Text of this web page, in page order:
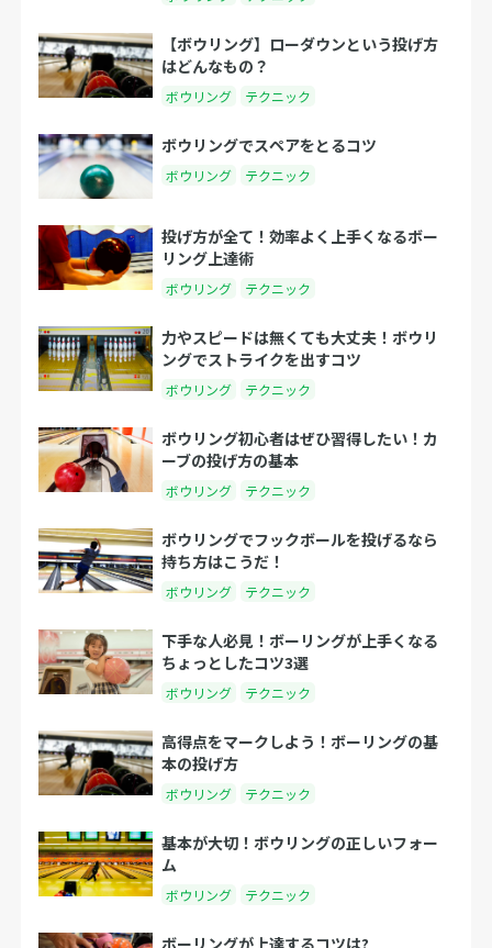
【ボウリング】ローダウンという投げ方
はどんなもの？
ボウリング テクニック
ボウリングでスペアをとるコツ
ボウリング テクニック
投げ方が全て！効率よく上手くなるボー
リング上達術
ボウリング テクニック
力やスピードは無くても大丈夫！ボウリ
ングでストライクを出すコツ
ボウリング テクニック
ボウリング初心者はぜひ習得したい！カ
ーブの投げ方の基本
ボウリング テクニック
ボウリングでフックボールを投げるなら
持ち方はこうだ！
ボウリング テクニック
下手な人必見！ボーリングが上手くなる
ちょっとしたコツ3選
ボウリング テクニック
高得点をマークしよう！ボーリングの基
本の投げ方
ボウリング テクニック
基本が大切！ボウリングの正しいフォー
ム
ボウリング テクニック
ボーリングが上達するコツは?